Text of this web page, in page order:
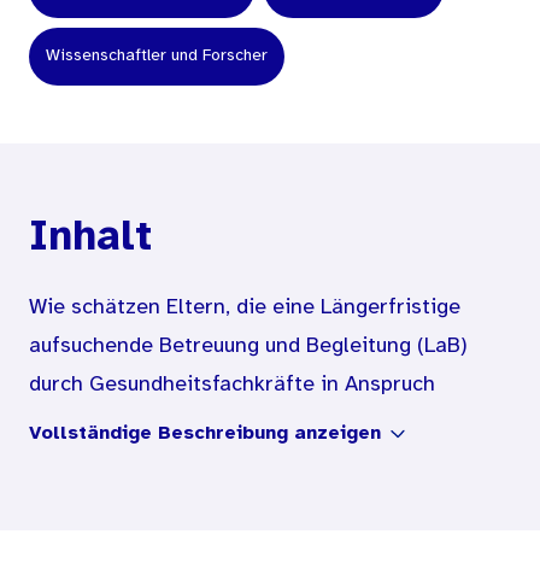
Wissenschaftler und Forscher
Inhalt
Wie schätzen Eltern, die eine Längerfristige
aufsuchende Betreuung und Begleitung (LaB)
durch Gesundheitsfachkräfte in Anspruch
nehmen, ihre Belastungslagen und
Vollständige Beschreibung anzeigen